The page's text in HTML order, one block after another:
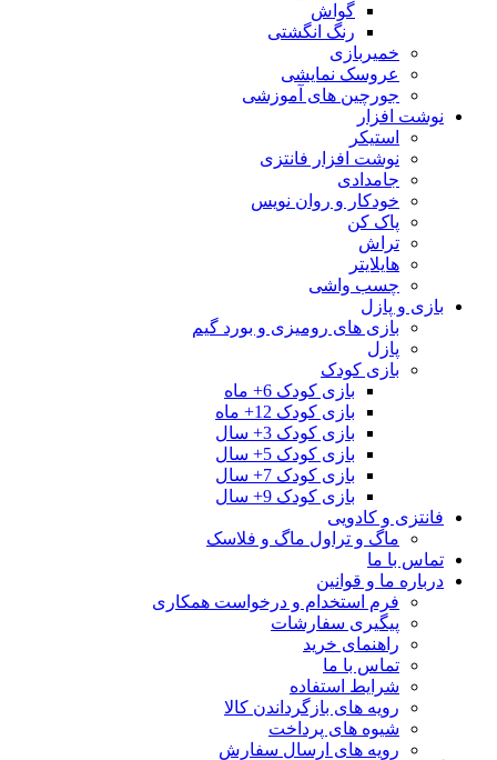
گواش
رنگ انگشتی
خمیربازی
عروسک نمایشی
جورچین های آموزشی
نوشت افزار
استیکر
نوشت افزار فانتزی
جامدادی
خودکار و روان نویس
پاک کن
تراش
هایلایتر
چسب واشی
بازی و پازل
بازی های رومیزی و بورد گیم
پازل
بازی کودک
بازی کودک 6+ ماه
بازی کودک 12+ ماه
بازی کودک 3+ سال
بازی کودک 5+ سال
بازی کودک 7+ سال
بازی کودک 9+ سال
فانتزی و کادویی
ماگ و تراول ماگ و فلاسک
تماس با ما
درباره ما و قوانین
فرم استخدام و درخواست همکاری
پیگیری سفارشات
راهنمای خرید
تماس با ما
شرایط استفاده
رویه های بازگرداندن کالا
شیوه های پرداخت
رویه های ارسال سفارش